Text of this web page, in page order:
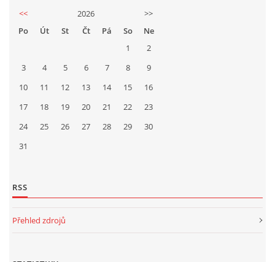
<<
2026
>>
Po
Út St Čt Pá So
Ne
1
2
3
4 5 6 7 8
9
10
11 12 13 14 15
16
17
18 19 20 21 22
23
24
25 26 27 28 29
30
31
RSS
Přehled zdrojů